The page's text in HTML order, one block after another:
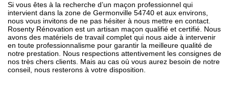
Si vous êtes à la recherche d’un maçon professionnel qui
intervient dans la zone de Germonville 54740 et aux environs,
nous vous invitons de ne pas hésiter à nous mettre en contact.
Rosenty Rénovation est un artisan maçon qualifié et certifié. Nous
avons des matériels de travail complet qui nous aide à intervenir
en toute professionnalisme pour garantir la meilleure qualité de
notre prestation. Nous respections attentivement les consignes de
nos très chers clients. Mais au cas où vous aurez besoin de notre
conseil, nous resterons à votre disposition.